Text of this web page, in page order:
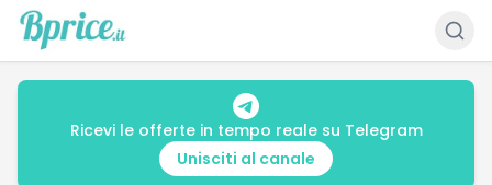
Ricevi le offerte in tempo reale su Telegram
Unisciti al canale